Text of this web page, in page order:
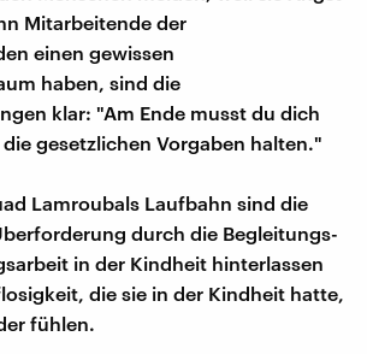
Mitarbeitende der
einen gewissen
haben, sind die
klar: "Am Ende musst du dich
gesetzlichen Vorgaben halten."
Lamroubals Laufbahn sind die
durch die Begleitungs-
in der Kindheit hinterlassen
die sie in der Kindheit hatte,
fühlen.